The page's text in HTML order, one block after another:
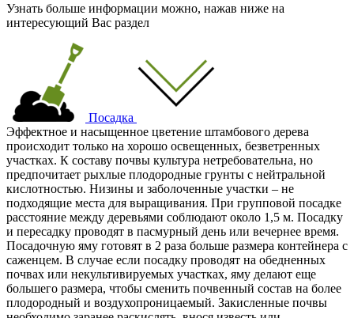
Узнать больше информации можно, нажав ниже на
интересующий Вас раздел
Посадка
Эффектное и насыщенное цветение штамбового дерева
происходит только на хорошо освещенных, безветренных
участках. К составу почвы культура нетребовательна, но
предпочитает рыхлые плодородные грунты с нейтральной
кислотностью. Низины и заболоченные участки – не
подходящие места для выращивания. При групповой посадке
расстояние между деревьями соблюдают около 1,5 м. Посадку
и пересадку проводят в пасмурный день или вечернее время.
Посадочную яму готовят в 2 раза больше размера контейнера с
саженцем. В случае если посадку проводят на обедненных
почвах или некультивируемых участках, яму делают еще
большего размера, чтобы сменить почвенный состав на более
плодородный и воздухопроницаемый. Закисленные почвы